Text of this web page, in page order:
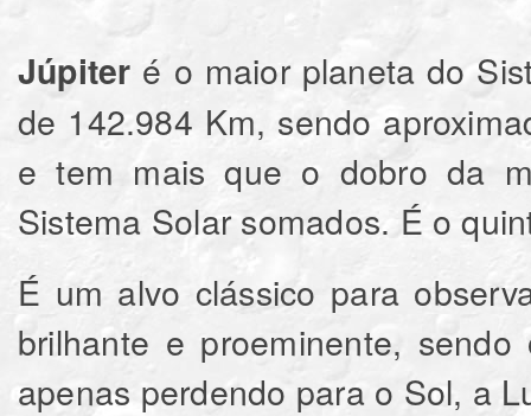
Júpiter é o maior planeta do
de 142.984 Km, sendo
e tem mais que o dobro da
Sistema Solar somados. É o
É um alvo clássico para
brilhante e proeminente,
apenas perdendo para o Sol, a